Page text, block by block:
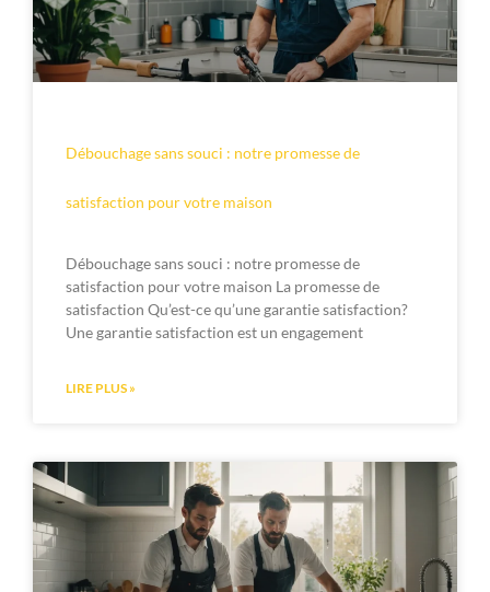
Débouchage sans souci : notre promesse de
satisfaction pour votre maison
Débouchage sans souci : notre promesse de
satisfaction pour votre maison La promesse de
satisfaction Qu’est-ce qu’une garantie satisfaction?
Une garantie satisfaction est un engagement
LIRE PLUS »